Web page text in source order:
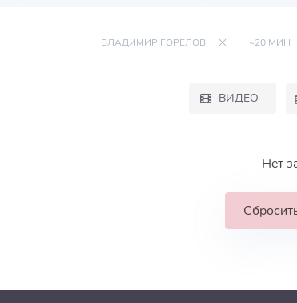
ВЛАДИМИР ГОРЕЛОВ ~20 МИН
ВИДЕО
Нет